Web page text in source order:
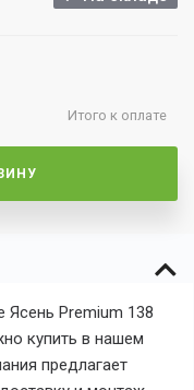
Итого к оплате
Ясень Premium 138
купить в нашем
предлагает